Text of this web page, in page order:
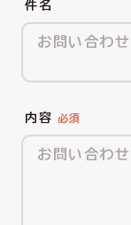
件名
内容